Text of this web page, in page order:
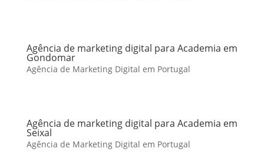
Agência de marketing digital para Academia em
Gondomar
Agência de Marketing Digital em Portugal
Agência de marketing digital para Academia em
Seixal
Agência de Marketing Digital em Portugal